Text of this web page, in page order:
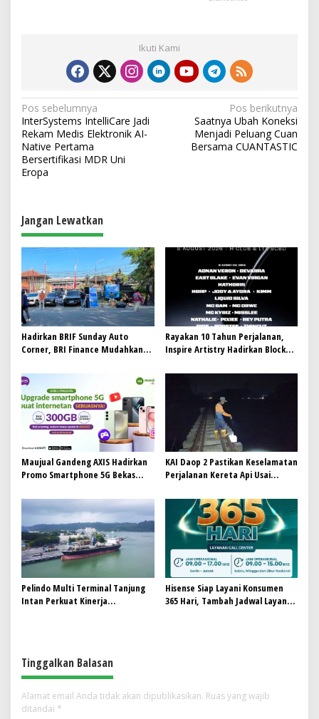
Ikuti Kami
N
a
v
i
a
s
i
p
o
s
Pos sebelumnya
InterSystems IntelliCare Jadi
Rekam Medis Elektronik AI-
Native Pertama
Bersertifikasi MDR Uni
Eropa
Pos berikutnya
Saatnya Ubah Koneksi
Menjadi Peluang Cuan
Bersama CUANTASTIC
Jangan Lewatkan
Hadirkan BRIF Sunday Auto
Corner, BRI Finance Mudahkan
Impian
Rayakan 10 Tahun Perjalanan,
Inspire Artistry Hadirkan Block
Maujual Gandeng AXIS Hadirkan
Promo Smartphone 5G Bekas
KAI Daop 2 Pastikan Keselamatan
Perjalanan Kereta Api Usai
Pelindo Multi Terminal Tanjung
Intan Perkuat Kinerja
Hisense Siap Layani Konsumen
365 Hari, Tambah Jadwal Layanan
Tinggalkan Balasan
Alamat email Anda tidak akan dipublikasikan. Ruas yang wajib
ditandai *